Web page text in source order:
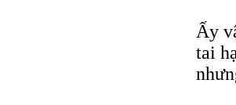
Ấy
tai